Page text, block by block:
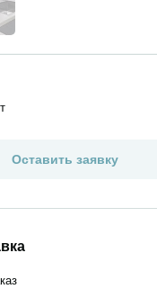
Оставить заявку